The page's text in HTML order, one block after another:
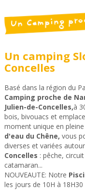
Un Camping
Un camping
Concelles
Basé dans la région du
Camping proche de
Julien-de-Concelles,à
bois, bivouacs et
moment unique en
d'eau du Chêne, vous
diverses et variées
Concelles : pêche,
catamaran...
NOUVEAUTE: Notre
les jours de 10H à